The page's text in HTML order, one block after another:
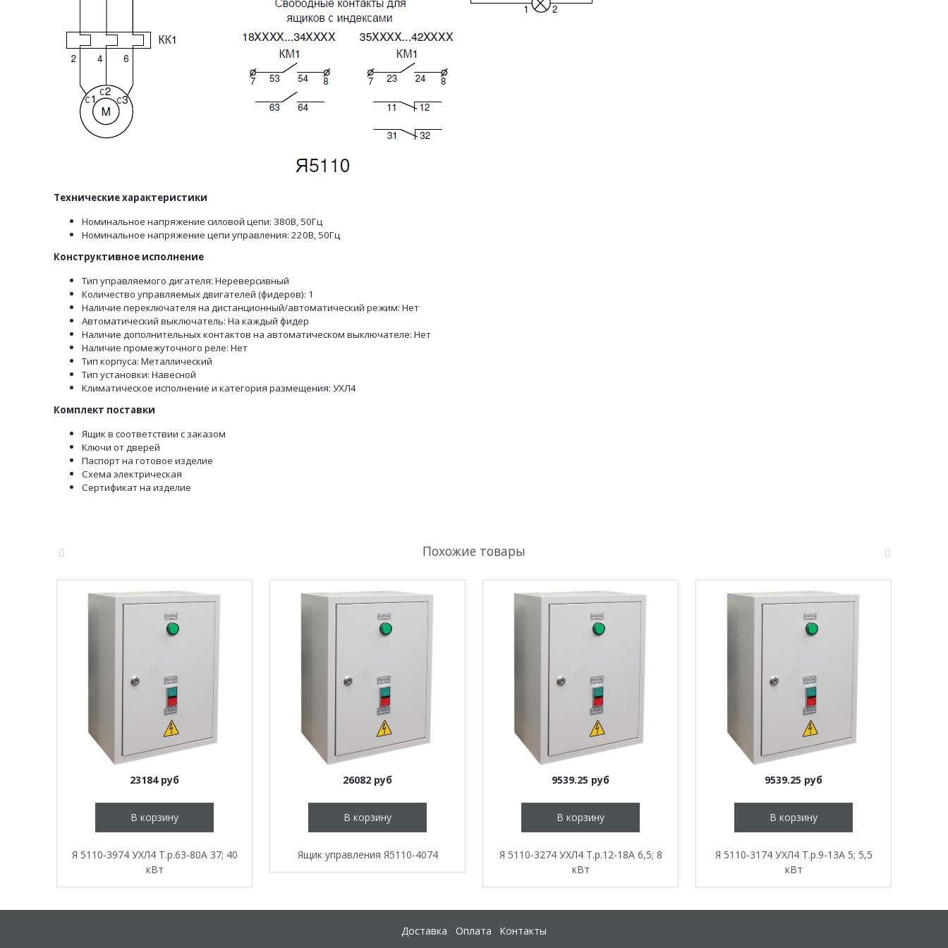
Технические характеристики
Номинальное напряжение силовой цепи: 380В, 50Гц
Номинальное напряжение цепи управления: 220В, 50Гц
Конструктивное исполнение
Тип управляемого дигателя: Нереверсивный
Количество управляемых двигателей (фидеров): 1
Наличие переключателя на дистанционный/автоматический режим: Нет
Автоматический выключатель: На каждый фидер
Наличие дополнительных контактов на автоматическом выключателе: Нет
Наличие промежуточного реле: Нет
Тип корпуса: Металлический
Тип установки: Навесной
Климатическое исполнение и категория размещения: УХЛ4
Комплект поставки
Ящик в соответствии с заказом
Ключи от дверей
Паспорт на готовое изделие
Схема электрическая
Сертификат на изделие
Похожие товары
23184 руб
В корзину
Я 5110-3974 УХЛ4 Т.р.63-80А 37; 40
кВт
26082 руб
В корзину
Ящик управления Я5110-4074
9539.25 руб
В корзину
Я 5110-3274 УХЛ4 Т.р.12-18А 6,5; 8
кВт
9539.25 руб
В корзину
Я 5110-3174 УХЛ4 Т.р.9-13А 5; 5,5
кВт
Доставка Оплата Контакты